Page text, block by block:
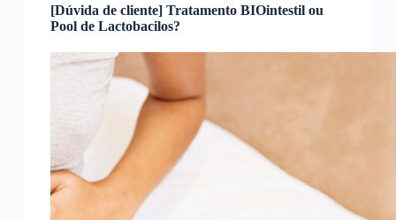
[Dúvida de cliente] Tratamento BIOintestil ou
Pool de Lactobacilos?